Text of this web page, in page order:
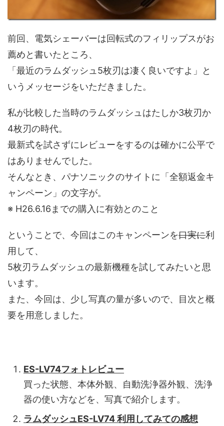
前回、電気シェーバーは回転式のフィリップスがお
薦めと書いたところ、
「最近のラムダッシュ5枚刃は凄く良いですよ」と
いうメッセージをいただきました。
私が比較した当時のラムダッシュはたしか3枚刃か
4枚刃の時代。
最新式を試さずにレビューをするのは確かに公平で
はありませんでした。
そんなとき、パナソニックのサイトに「全額返金キ
ャンペーン」の文字が。
※ H26.6.16までの購入に有効とのこと
ということで、今回はこのキャンペーンを口実に利
用して、
5枚刃ラムダッシュの最新機種を試してみたいと思
います。
また、今回は、少し写真の量が多いので、目次と概
要を用意しました。
ES-LV74フォトレビュー
買った状態、本体外観、自動洗浄器外観、洗浄
器の使い方などを、写真で紹介します。
ラムダッシュES-LV74 利用してみての感想